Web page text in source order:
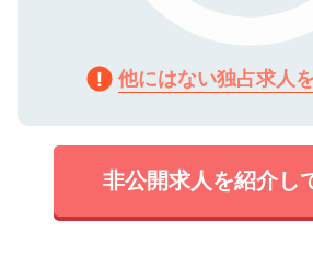
他にはない独占求人
非公開求人を紹介し